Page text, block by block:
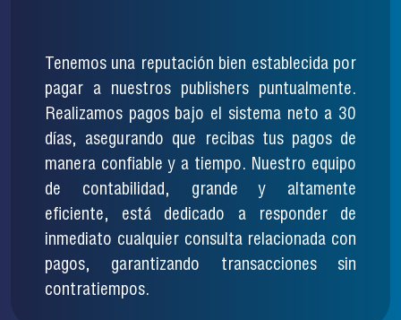
Tenemos una reputación bien establecida por
pagar a nuestros publishers puntualmente.
Realizamos pagos bajo el sistema neto a 30
días, asegurando que recibas tus pagos de
manera confiable y a tiempo. Nuestro equipo
de contabilidad, grande y altamente
eficiente, está dedicado a responder de
inmediato cualquier consulta relacionada con
pagos, garantizando transacciones sin
contratiempos.